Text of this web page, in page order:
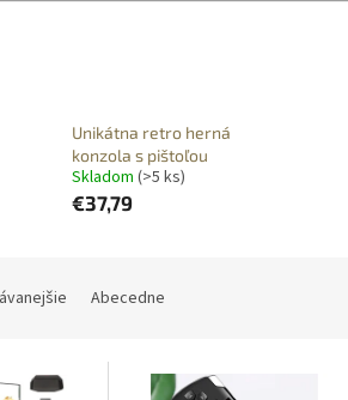
Unikátna retro herná
konzola s pištoľou
Skladom (>5 ks)
€37,79
Abecedne